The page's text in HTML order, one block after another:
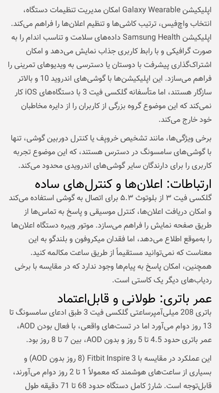
اپلیکیشن Galaxy Wearable امکان مدیریت تنظیمات دستگاه،
انتخاب واچ‌فیس، ترتیب کاشی‌ها و تنظیم اعلان‌ها را فراهم می‌کند.
اپلیکیشن Samsung Health داده‌های سلامت و تناسب اندام را به
صورت گرافیکی و با رابط کاربری جذاب نمایش می‌دهد و امکان
اشتراک‌گذاری پیشرفت با دوستان یا دسترسی به ویدیوهای تمرینی را
فراهم می‌سازد. این اپلیکیشن‌ها با گوشی‌های اندروید 10 و بالاتر
سازگار هستند، اما متأسفانه گلکسی فیت 3 با دستگاه‌های iOS کار
نمی‌کند که این موضوع گروه بزرگی از کاربران را از دایره مخاطبان
خود خارج می‌کند.
برخی ویژگی‌ها، مانند تشخیص خروپف یا کنترل دوربین گوشی، تنها
با گوشی‌های سامسونگ در دسترس هستند، که این موضوع تجربه
کاربری را برای دارندگان سایر گوشی‌های اندرویدی محدود می‌کند.
ارتباطات: اعلان‌ها و کنترل‌های ساده
گلکسی فیت ۳ از بلوتوث ۵.۳ برای اتصال به گوشی استفاده می‌کند
و امکان دریافت اعلان‌ها، کنترل موسیقی و پاسخ به تماس‌ها از
طریق صفحه نمایش را فراهم می‌سازد. موتور ویبره دستگاه اعلان‌ها
را به‌موقع اطلاع می‌دهد، اما فقدان میکروفون و بلندگو به این
معناست که نمی‌توانید مستقیماً از طریق ساعت مکالمه کنید.
همچنین، امکان پاسخ به پیام‌ها وجود ندارد که در مقایسه با برخی
ردیاب‌های دیگر یک کاستی است.
عمر باتری: طولانی و قابل‌اعتماد
باتری 208 میلی‌آمپرساعتی گلکسی فیت 3 طبق ادعای سامسونگ تا
13 روز دوام می‌آورد اما در تست‌های واقعی، با فعال بودن AOD،
عمر باتری حدود 4.5 تا 5 روز و بدون AOD، بین 7 تا 8 روز بود.
این عملکرد در مقایسه با Fitbit Inspire 3 (8 روز بدون AOD) و
بسیاری از ساعت‌های هوشمند که معمولاً 1 تا 2 روز دوام می‌آورند،
قابل‌توجه است. شارژ کامل دستگاه حدود 68 تا 71 دقیقه طول